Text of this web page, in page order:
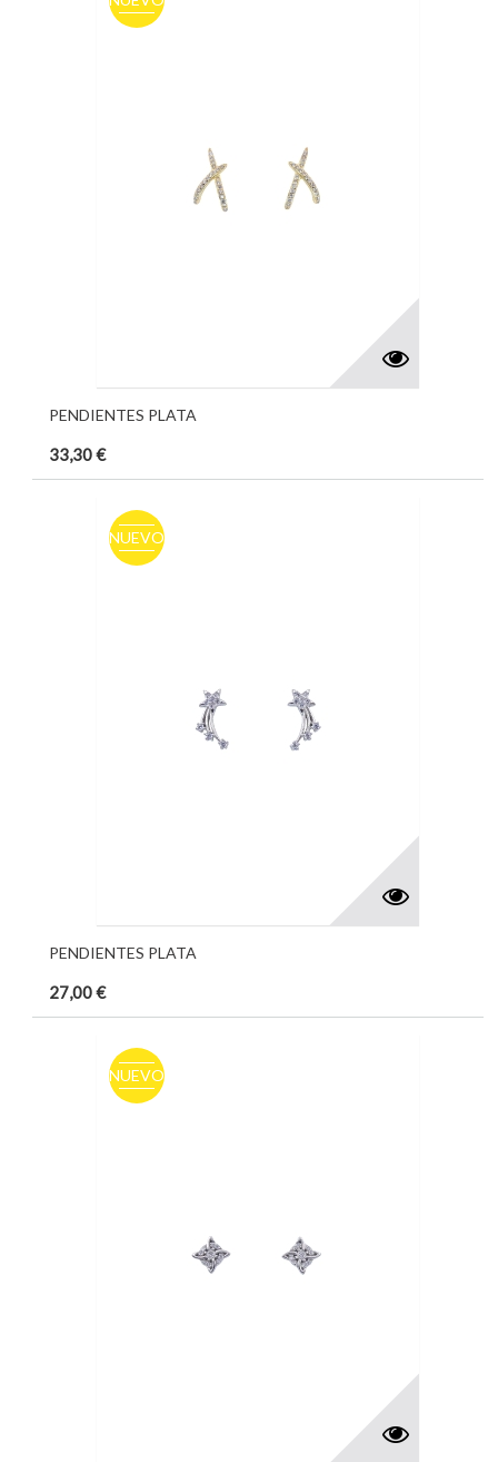
PENDIENTES PLATA
33,30 €
NUEVO
PENDIENTES PLATA
27,00 €
NUEVO